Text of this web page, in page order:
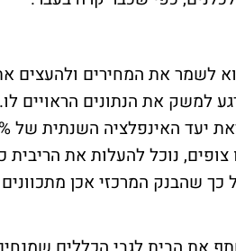
לשמר את המחירים ולהעצים
למשק את הנתונים הראויים
נוכל להעלות את הריבית
שהבנק המרכזי אכן